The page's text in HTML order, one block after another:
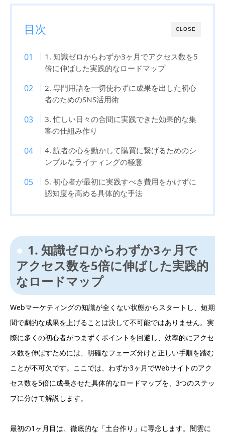
CLOSE
目次
1. 知識ゼロからわずか3ヶ月でアクセス数を5
倍に伸ばした実践的なロードマップ
2. 専門用語を一切使わずに成果を出した初心
者のためのSNS活用術
3. 忙しい日々の合間に実践できた効果的な集
客の仕組み作り
4. 読者の心を動かして購買に繋げるためのシ
ンプルなライティングの極意
5. 初心者が最初に実践すべき費用をかけずに
認知度を高める具体的な手法
1. 知識ゼロからわずか3ヶ月で
アクセス数を5倍に伸ばした実践的
なロードマップ
Webマーケティングの知識が全くない状態からスタートし、短期
間で劇的な成果を上げることは決して不可能ではありません。実
際に多くの初心者がつまずくポイントを回避し、効率的にアクセ
ス数を伸ばすためには、明確なフェーズ分けと正しい手順を踏む
ことが不可欠です。ここでは、わずか3ヶ月でWebサイトのアク
セス数を5倍に成長させた具体的なロードマップを、3つのステッ
プに分けて解説します。
最初の1ヶ月目は、徹底的な「土台作り」に専念します。闇雲に